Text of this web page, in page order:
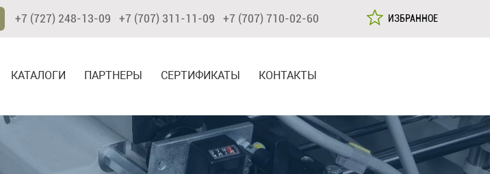
+7 (727) 248-13-09 +7 (707) 311-11-09 +7 (707) 710-02-60 ИЗБРАННОЕ
КАТАЛОГИ ПАРТНЕРЫ СЕРТИФИКАТЫ КОНТАКТЫ